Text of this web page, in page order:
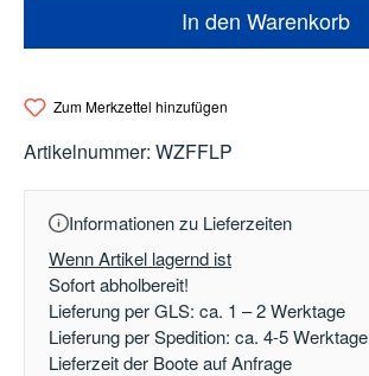
In den Warenkorb
Zum Merkzettel hinzufügen
Artikelnummer: WZFFLP
Informationen zu Lieferzeiten
Wenn Artikel lagernd ist
Sofort abholbereit!
Lieferung per GLS: ca. 1 – 2 Werktage
Lieferung per Spedition: ca. 4-5 Werktage
Lieferzeit der Boote auf Anfrage